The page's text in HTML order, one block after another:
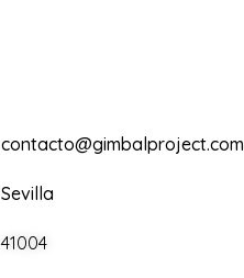
contacto@gimbalproject.com
Sevilla
41004